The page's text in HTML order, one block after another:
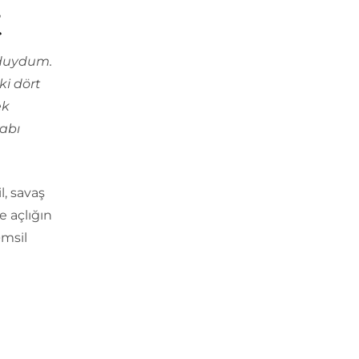
dört
savaş
açlığın